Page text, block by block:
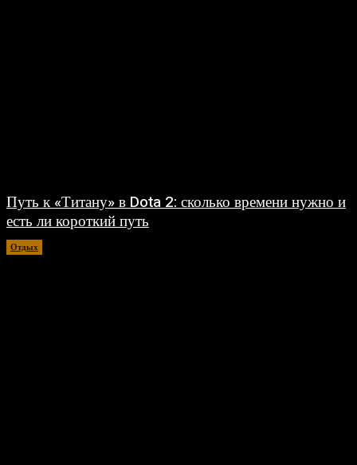
Путь к «Титану» в Dota 2: сколько времени нужно и
есть ли короткий путь
Отдых